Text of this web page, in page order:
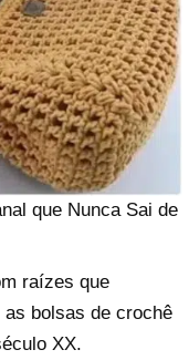
que Nunca Sai de
raízes que
bolsas de crochê
XX.